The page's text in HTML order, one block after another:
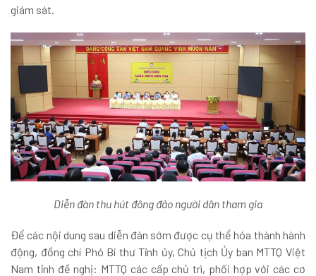
giám sát.
Diễn đàn thu hút đông đảo người dân tham gia
Để các nội dung sau diễn đàn sớm được cụ thể hóa thành hành
động, đồng chí Phó Bí thư Tỉnh ủy, Chủ tịch Ủy ban MTTQ Việt
Nam tỉnh đề nghị: MTTQ các cấp chủ trì, phối hợp với các cơ